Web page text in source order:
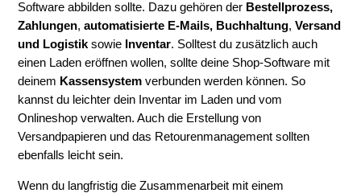
Software abbilden sollte. Dazu gehören der Bestellprozess,
Zahlungen,automatisierte E-Mails, Buchhaltung,Versand
und Logistiksowie Inventar. Solltest du zusätzlich auch
einen Laden eröffnen wollen, sollte deine Shop-Software mit
deinem Kassensystem verbunden werden können. So
kannst du leichter dein Inventar im Laden und vom
Onlineshop verwalten. Auch die Erstellung von
Versandpapieren und das Retourenmanagement sollten
ebenfalls leicht sein.
Wenn du langfristig die Zusammenarbeit mit einem